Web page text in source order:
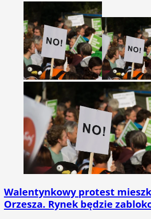
Walentynkowy protest
Orzesza. Rynek będzie